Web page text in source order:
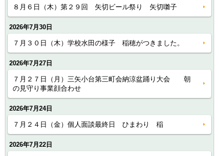
８月６日（木）第２９回 矢切ビール祭り 矢切囃子
2026年7月30日
７月３０日（木）学校水田の様子 稲穂がつきました。
2026年7月27日
７月２７日（月）三矢小台第三町会納涼盆踊り大会 朝
の見守り事業顔合わせ
2026年7月24日
７月２４日（金）個人面談最終日 ひまわり 稲
2026年7月22日